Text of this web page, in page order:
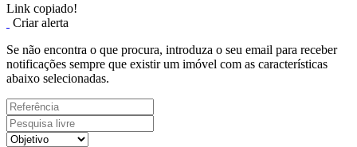
Link copiado!
Criar alerta
Se não encontra o que procura, introduza o seu email para receber
notificações sempre que existir um imóvel com as características
abaixo selecionadas.